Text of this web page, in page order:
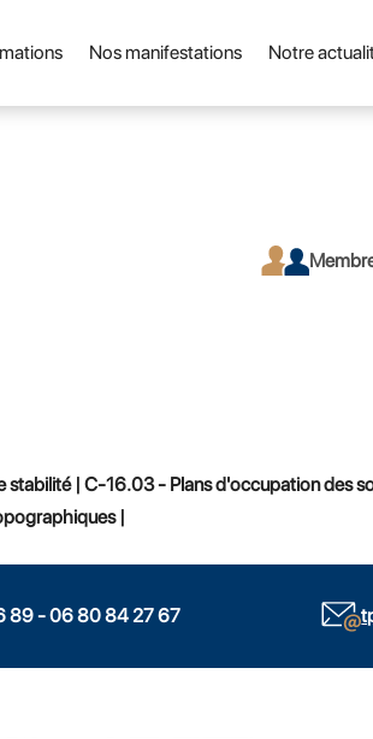
Nos manifestations Notre
| C-16.03 - Plans d'occupation des
|
89 - 06 80 84 27 67